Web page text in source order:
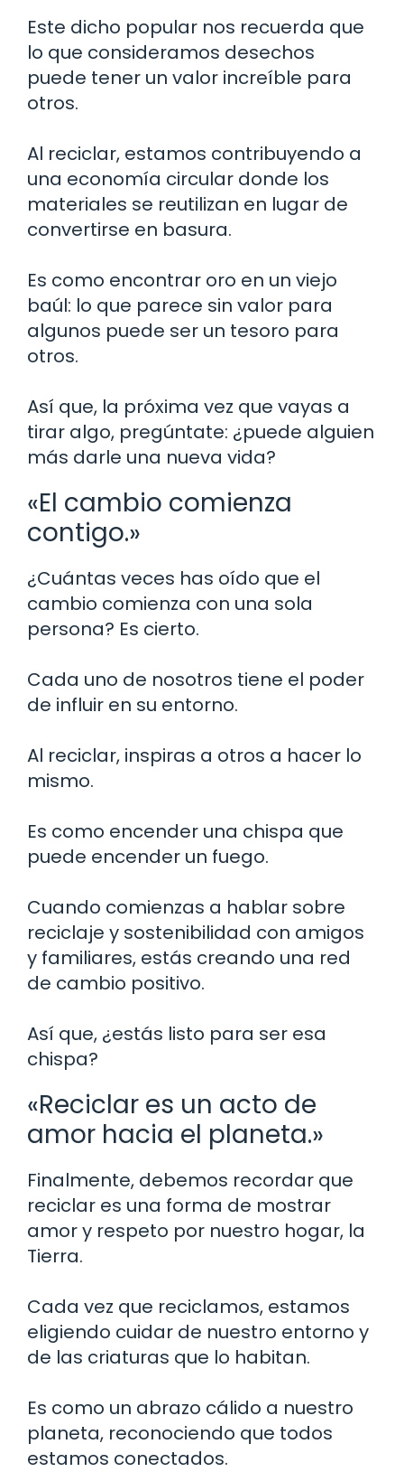
Este dicho popular nos recuerda que
lo que consideramos desechos
puede tener un valor increíble para
otros.
Al reciclar, estamos contribuyendo a
una economía circular donde los
materiales se reutilizan en lugar de
convertirse en basura.
Es como encontrar oro en un viejo
baúl: lo que parece sin valor para
algunos puede ser un tesoro para
otros.
Así que, la próxima vez que vayas a
tirar algo, pregúntate: ¿puede alguien
más darle una nueva vida?
«El cambio comienza
contigo.»
¿Cuántas veces has oído que el
cambio comienza con una sola
persona? Es cierto.
Cada uno de nosotros tiene el poder
de influir en su entorno.
Al reciclar, inspiras a otros a hacer lo
mismo.
Es como encender una chispa que
puede encender un fuego.
Cuando comienzas a hablar sobre
reciclaje y sostenibilidad con amigos
y familiares, estás creando una red
de cambio positivo.
Así que, ¿estás listo para ser esa
chispa?
«Reciclar es un acto de
amor hacia el planeta.»
Finalmente, debemos recordar que
reciclar es una forma de mostrar
amor y respeto por nuestro hogar, la
Tierra.
Cada vez que reciclamos, estamos
eligiendo cuidar de nuestro entorno y
de las criaturas que lo habitan.
Es como un abrazo cálido a nuestro
planeta, reconociendo que todos
estamos conectados.